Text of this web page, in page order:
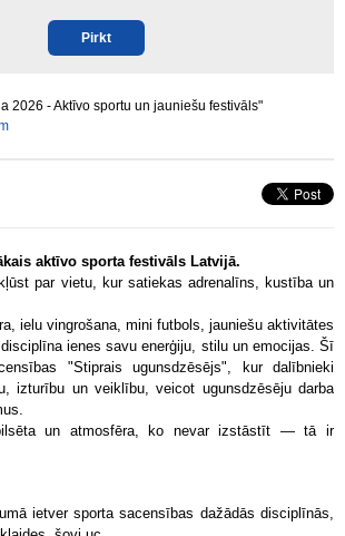
Pirkt
2026 - Aktīvo sportu un jauniešu festivāls"
aktīvo sporta festivāls Latvijā.
par vietu, kur satiekas adrenalīns, kustība un
ielu vingrošana, mini futbols, jauniešu aktivitātes
ienes savu enerģiju, stilu un emocijas. Šī
"Stiprais ugunsdzēsējs", kur dalībnieki
izturību un veiklību, veicot ugunsdzēsēju darba
un atmosfēra, ko nevar izstāstīt — tā ir
ietver sporta sacensības dažādās disciplīnās,